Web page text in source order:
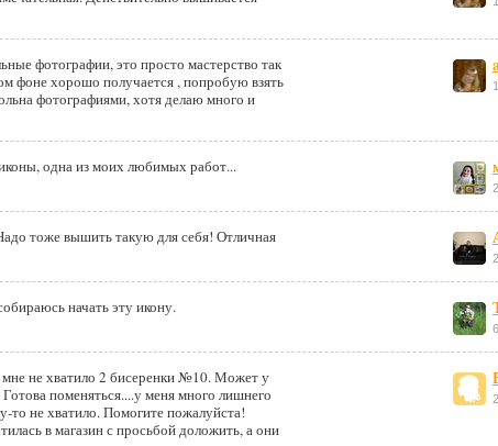
фотографии, это просто мастерство так
фоне хорошо получается , попробую взять
одна из моих любимых работ...
тоже вышить такую для себя! Отличная
начать эту икону.
не хватило 2 бисеренки №10. Может у
поменяться....у меня много лишнего
то не хватило. Помогите пожалуйста!
в магазин с просьбой доложить, а они